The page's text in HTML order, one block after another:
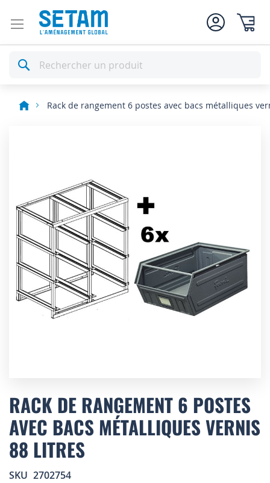
Rechercher
Rack de rangement 6 postes avec bacs métalliques
images
gallery
to
the
beginning
of
the
images
RACK DE RANGEMENT 6 POSTES
AVEC BACS MÉTALLIQUES VERNIS
88 LITRES
SKU 2702754